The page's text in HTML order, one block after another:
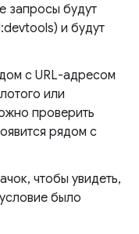
запросы будут
и будут
с URL-адресом
или
проверить
рядом с
чтобы увидеть,
было